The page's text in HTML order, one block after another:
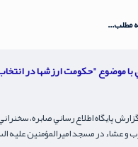
مطلب...
با موضوع "حكومت ارزشها در
و عشاء در مسجد اميرالمؤمنين عليه